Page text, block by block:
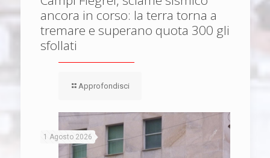
ancora in corso: la terra torna a
tremare e superano quota 300 gli
sfollati
Approfondisci
1 Agosto 2026